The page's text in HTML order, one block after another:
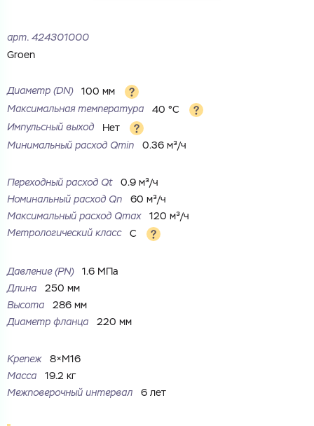
Купить как физ. лицо
Ваш запрос
Перечислите товары, которые вас интересуют
и укажите какую информацию вы хотите по ним
получить. Мы свяжемся с вами в ближайшее время.
арт. 424301000
Groen
Диаметр (DN)
100 мм
Максимальная температура
40 °С
Импульсный выход
Нет
Минимальный расход Qmin
0.36 м³/ч
Переходный расход Qt
0.9 м³/ч
Номинальный расход Qn
60 м³/ч
Максимальный расход Qmax
120 м³/ч
Метрологический класс
C
Давление (PN)
1.6 МПа
Длина
250 мм
Высота
286 мм
Диаметр фланца
220 мм
Крепеж
8×M16
Масса
19.2 кг
Межповерочный интервал
6 лет